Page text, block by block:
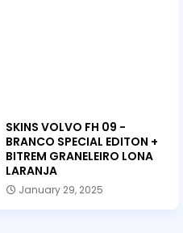
SKINS VOLVO FH 09 -
BRANCO SPECIAL EDITON +
BITREM GRANELEIRO LONA
LARANJA
January 29, 2025